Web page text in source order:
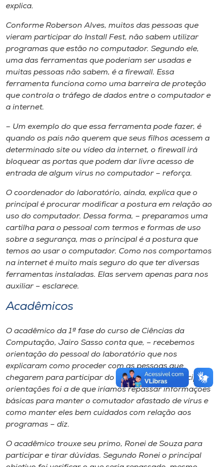
explica.
Conforme Roberson Alves, muitos das pessoas que
vieram participar do Install Fest, não sabem utilizar
programas que estão no computador. Segundo ele,
uma das ferramentas que poderiam ser usadas e
muitas pessoas não sabem, é a firewall. Essa
ferramenta funciona como uma barreira de proteção
que controla o tráfego de dados entre o computador e
a internet.
– Um exemplo do que essa ferramenta pode fazer, é
quando os pais não querem que seus filhos acessem a
determinado site ou vídeo da internet, o firewall irá
bloquear as portas que podem dar livre acesso de
entrada de algum vírus no computador – reforça.
O coordenador do laboratório, ainda, explica que o
principal é procurar modificar a postura em relação ao
uso do computador. Dessa forma, – preparamos uma
cartilha para o pessoal com termos e formas de uso
sobre a segurança, mas o principal é a postura que
temos ao usar o computador. Como nos comportamos
na internet é muito mais seguro do que ter diversas
ferramentas instaladas. Elas servem apenas para nos
auxiliar – esclarece.
Acadêmicos
O acadêmico da 1ª fase do curso de Ciências da
Computação, Jairo Sasso conta que, – recebemos
orientação do pessoal do laboratório que nos
explicaram como proceder com as pessoas que
chegarem para participar do Install Fest. As principais
orientações foi a de que iríamos repassar informações
básicas para manter o comutador afastado de vírus e
como manter eles bem cuidados com relação aos
programas – diz.
O acadêmico trouxe seu primo, Ronei de Souza para
participar e tirar dúvidas. Segundo Ronei o principal